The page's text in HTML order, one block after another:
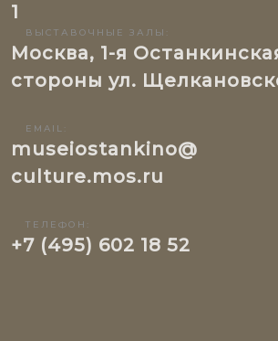
1
ВЫСТАВОЧНЫЕ ЗАЛЫ:
Москва, 1-я
стороны ул.
EMAIL:
museiostankino@
culture.mos.ru
ТЕЛЕФОН:
+7 (495) 602 18 52